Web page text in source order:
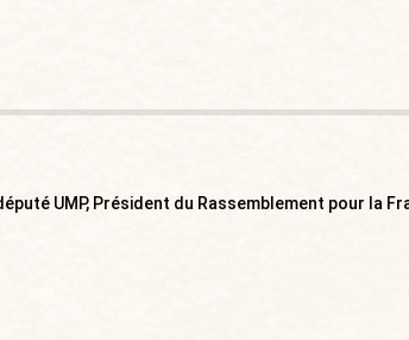
UMP, Président du Rassemblement pour la